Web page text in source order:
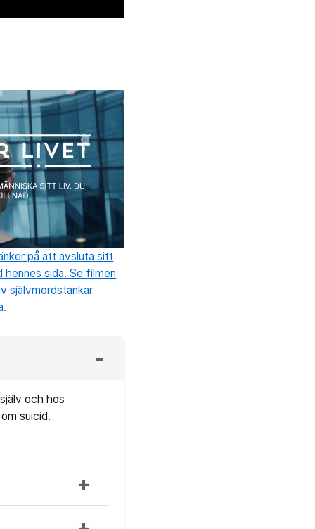
på att avsluta sitt
sida. Se filmen
självmordstankar
och hos
suicid.